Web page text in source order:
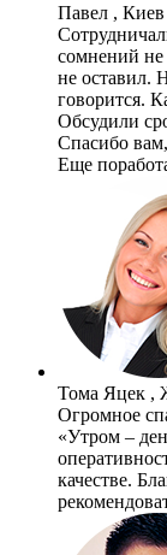
Павел , Киев
сомнений не
не оставил.
говорится.
Обсудили
Спасибо
Еще
Тома Яцек ,
Огромное
«Утром –
качестве.